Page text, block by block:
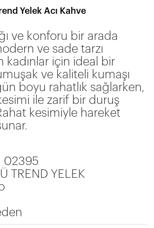
Yelek Acı Kahve
ve konforu bir arada
ve sade tarzı
kadınlar için ideal bir
ve kaliteli kumaşı
boyu rahatlık sağlarken,
ile zarif bir duruş
kesimiyle hareket
02395
TREND YELEK